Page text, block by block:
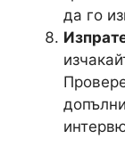
да го